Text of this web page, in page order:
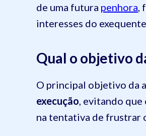
de uma futura penhora
interesses do exequente.
Qual o objetivo
O principal objetivo da
execução , evitando
na tentativa de frustrar